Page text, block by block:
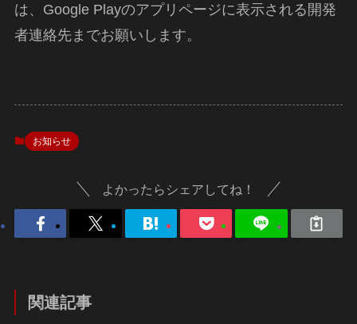
は、Google Playのアプリページに表示される開発
者連絡先までお願いします。
お知らせ
よかったらシェアしてね！
関連記事